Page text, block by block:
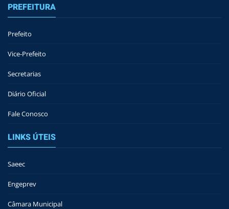
PREFEITURA
Prefeito
Vice-Prefeito
Secretarias
Diário Oficial
Fale Conosco
LINKS ÚTEIS
Saeec
Engeprev
Câmara Municipal